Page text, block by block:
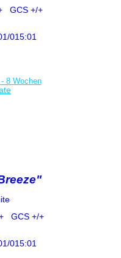
GCS +/+
015:01
8 Wochen
+ GCS +/+
015:01